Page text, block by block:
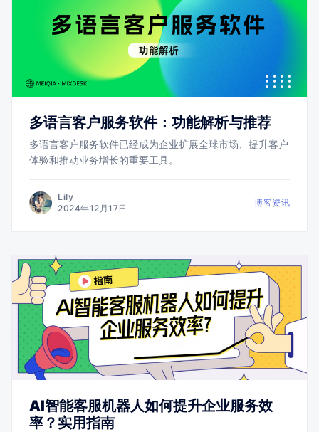
多语言客户服务软件：功能解析与推荐
多语言客户服务软件已经成为企业扩展全球市场、提升客户
体验和推动业务增长的重要工具。
Lily
2024年12月17日
博客资讯
AI智能客服机器人如何提升企业服务效
率？实用指南